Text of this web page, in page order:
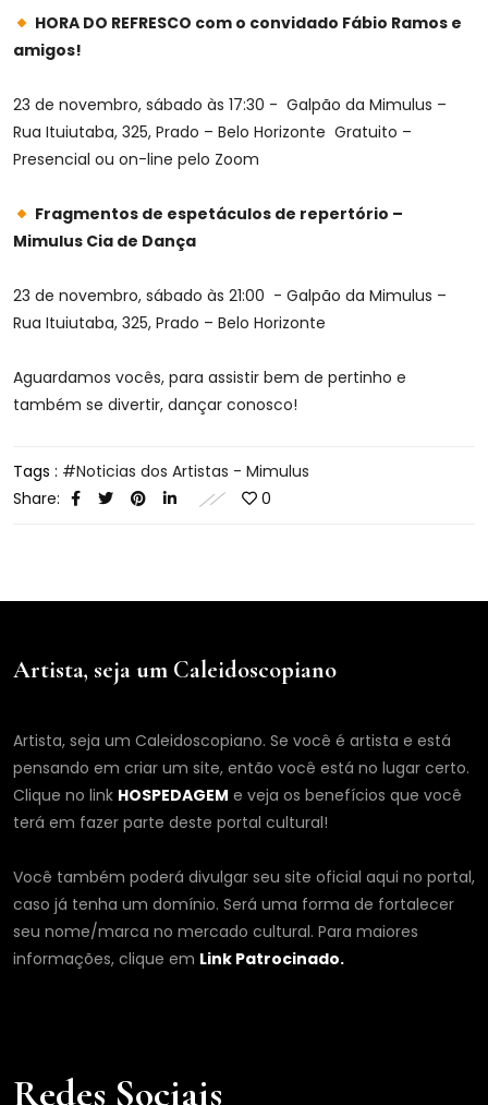
HORA DO REFRESCO com o convidado Fábio Ramos e
amigos!
23 de novembro, sábado às 17:30 - Galpão da Mimulus –
Rua Ituiutaba, 325, Prado – Belo Horizonte Gratuito –
Presencial ou on-line pelo Zoom
Fragmentos de espetáculos de repertório –
Mimulus Cia de Dança
23 de novembro, sábado às 21:00 - Galpão da Mimulus –
Rua Ituiutaba, 325, Prado – Belo Horizonte
Aguardamos vocês, para assistir bem de pertinho e
também se divertir, dançar conosco!
Tags :
Noticias dos Artistas - Mimulus
Share:
0
Artista, seja um Caleidoscopiano
Artista, seja um Caleidoscopiano. Se você é artista e está
pensando em criar um site, então você está no lugar certo.
Clique no link HOSPEDAGEM e veja os benefícios que você
terá em fazer parte deste portal cultural!
Você também poderá divulgar seu site oficial aqui no portal,
caso já tenha um domínio. Será uma forma de fortalecer
seu nome/marca no mercado cultural. Para maiores
informações, clique em Link Patrocinado.
Redes Sociais